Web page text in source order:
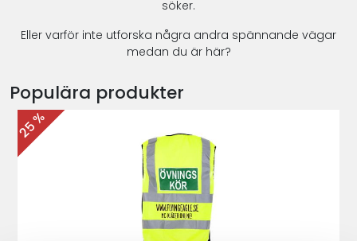
söker.
Eller varför inte utforska några andra spännande vägar
medan du är här?
Populära produkter
25 %